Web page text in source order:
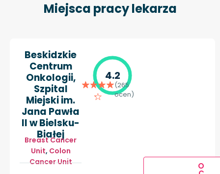
Miejsca pracy lekarza
Beskidzkie
Centrum
Onkologii,
Szpital
Miejski im.
Jana Pawła
II w Bielsku-
Białej
Breast Cancer
Unit, Colon
Cancer Unit
4.2
(265
ocen)
O